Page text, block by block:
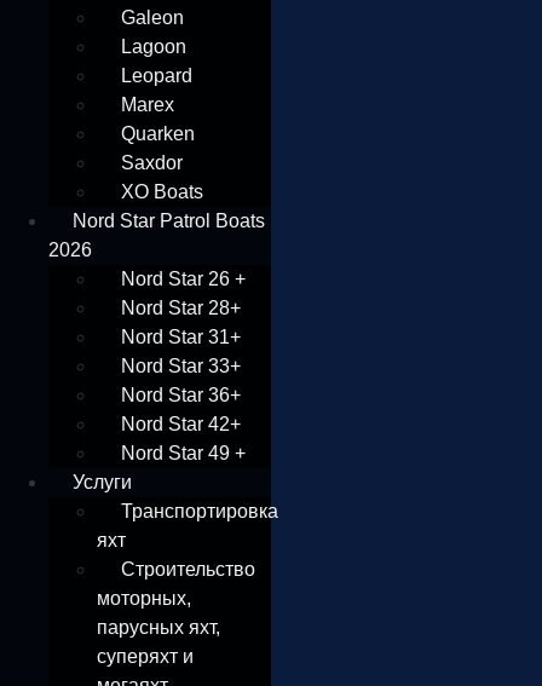
Galeon
Lagoon
Leopard
Marex
Quarken
Saxdor
XO Boats
Nord Star Patrol Boats
2026
Nord Star 26 +
Nord Star 28+
Nord Star 31+
Nord Star 33+
Nord Star 36+
Nord Star 42+
Nord Star 49 +
Услуги
Транспортировка
яхт
Строительство
моторных,
парусных яхт,
суперяхт и